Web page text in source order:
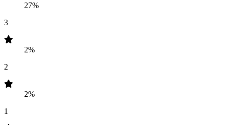
27%
3
2%
2
2%
1